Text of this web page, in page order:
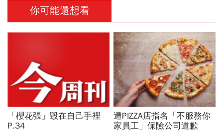
你可能還想看
「櫻花張」毀在自己手裡
P.34
遭PIZZA店指名「不服務你
家員工」保險公司道歉